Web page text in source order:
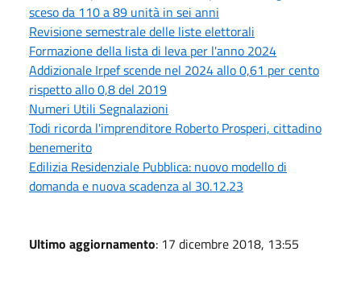
sceso da 110 a 89 unità in sei anni
Revisione semestrale delle liste elettorali
Formazione della lista di leva per l'anno 2024
Addizionale Irpef scende nel 2024 allo 0,61 per cento
rispetto allo 0,8 del 2019
Numeri Utili Segnalazioni
Todi ricorda l'imprenditore Roberto Prosperi, cittadino
benemerito
Edilizia Residenziale Pubblica: nuovo modello di
domanda e nuova scadenza al 30.12.23
Ultimo aggiornamento: 17 dicembre 2018, 13:55